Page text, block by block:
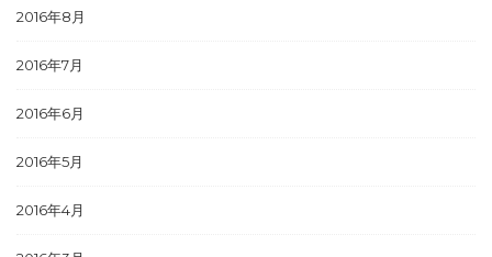
2016年8月
2016年7月
2016年6月
2016年5月
2016年4月